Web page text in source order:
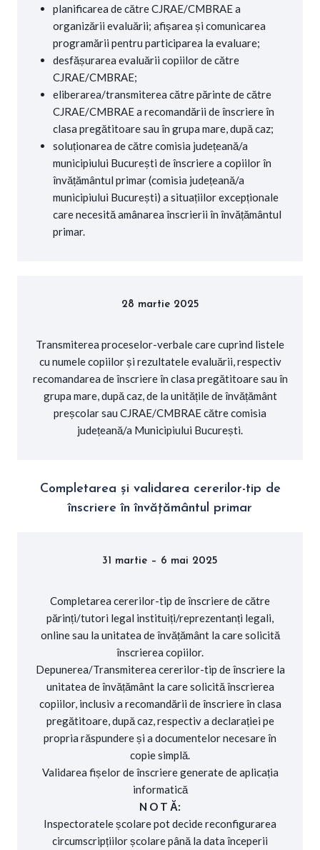
planificarea de către CJRAE/CMBRAE a
organizării evaluării; afișarea și comunicarea
programării pentru participarea la evaluare;
desfășurarea evaluării copiilor de către
CJRAE/CMBRAE;
eliberarea/transmiterea către părinte de către
CJRAE/CMBRAE a recomandării de înscriere în
clasa pregătitoare sau în grupa mare, după caz;
soluționarea de către comisia județeană/a
municipiului București de înscriere a copiilor în
învățământul primar (comisia județeană/a
municipiului București) a situațiilor excepționale
care necesită amânarea înscrierii în învățământul
primar.
28 martie 2025
Transmiterea proceselor-verbale care cuprind listele
cu numele copiilor și rezultatele evaluării, respectiv
recomandarea de înscriere în clasa pregătitoare sau în
grupa mare, după caz, de la unitățile de învățământ
preșcolar sau CJRAE/CMBRAE către comisia
județeană/a Municipiului București.
Completarea și validarea cererilor-tip de
înscriere în învățământul primar
31 martie – 6 mai 2025
Completarea cererilor-tip de înscriere de către
părinți/tutori legal instituiți/reprezentanți legali,
online sau la unitatea de învățământ la care solicită
înscrierea copiilor.
Depunerea/Transmiterea cererilor-tip de înscriere la
unitatea de învățământ la care solicită înscrierea
copiilor, inclusiv a recomandării de înscriere în clasa
pregătitoare, după caz, respectiv a declarației pe
propria răspundere și a documentelor necesare în
copie simplă.
Validarea fișelor de înscriere generate de aplicația
informatică
N O T Ă:
Inspectoratele școlare pot decide reconfigurarea
circumscripțiilor școlare până la data începerii